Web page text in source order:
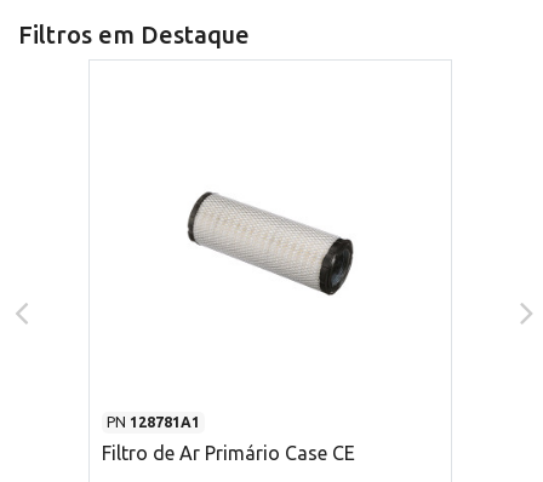
Filtros em Destaque
PN 128781A1
Filtro de Ar Primário Case CE